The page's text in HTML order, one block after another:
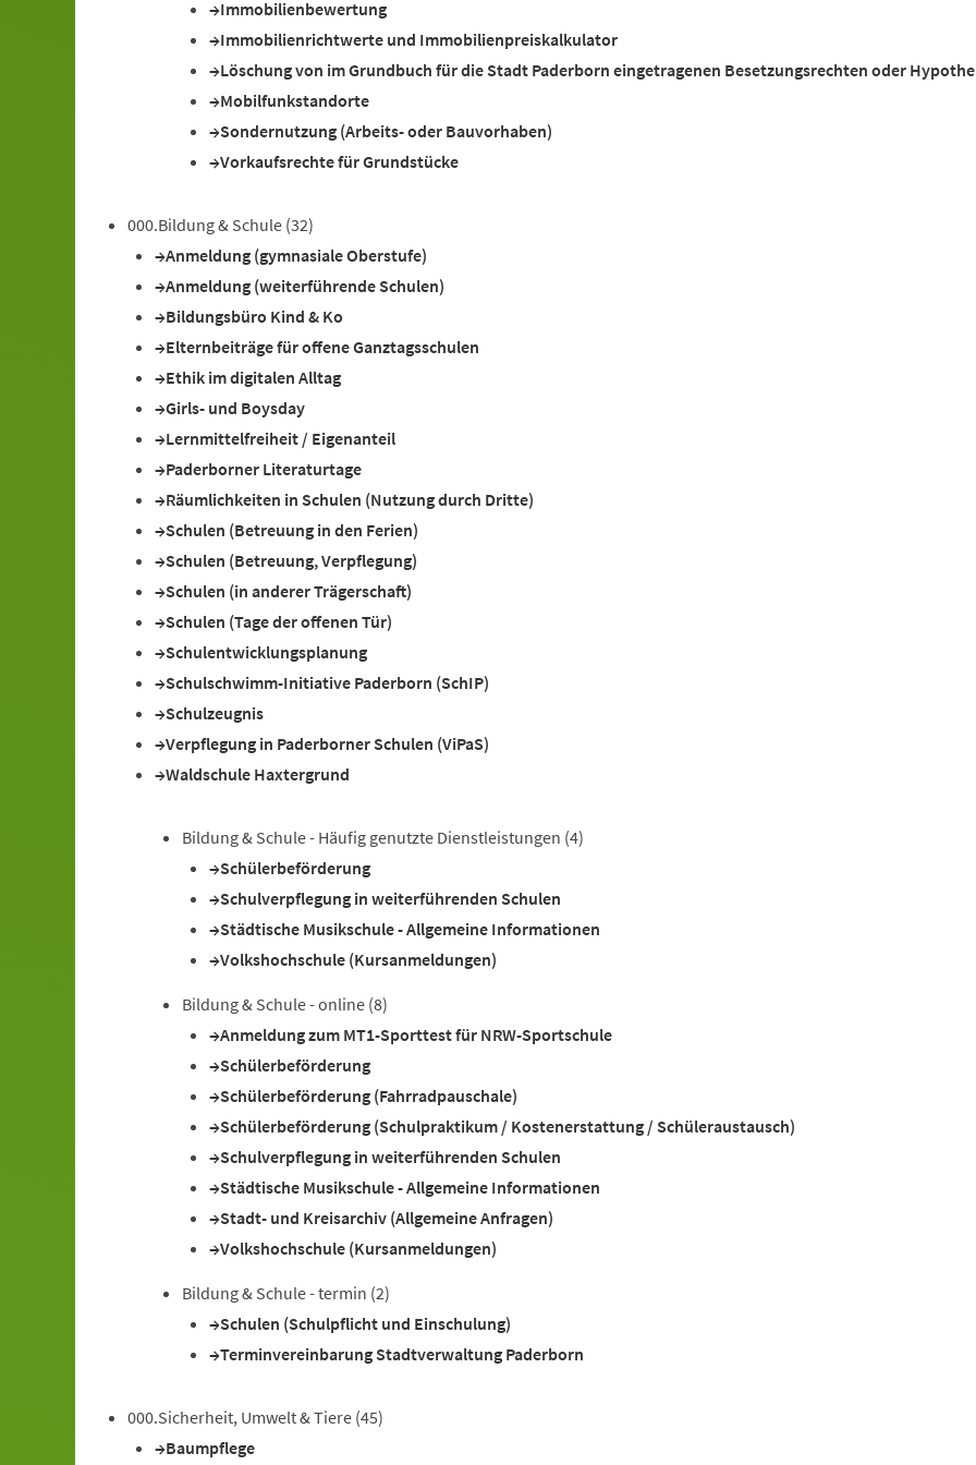
Immobilienbewertung
Immobilienrichtwerte und Immobilienpreiskalkulator
Löschung von im Grundbuch für die Stadt Paderborn eingetragenen Besetzungsrechten oder
Mobilfunkstandorte
Sondernutzung (Arbeits- oder Bauvorhaben)
Vorkaufsrechte für Grundstücke
000.Bildung & Schule (32)
Anmeldung (gymnasiale Oberstufe)
Anmeldung (weiterführende Schulen)
Bildungsbüro Kind & Ko
Elternbeiträge für offene Ganztagsschulen
Ethik im digitalen Alltag
Girls- und Boysday
Lernmittelfreiheit / Eigenanteil
Paderborner Literaturtage
Räumlichkeiten in Schulen (Nutzung durch Dritte)
Schulen (Betreuung in den Ferien)
Schulen (Betreuung, Verpflegung)
Schulen (in anderer Trägerschaft)
Schulen (Tage der offenen Tür)
Schulentwicklungsplanung
Schulschwimm-Initiative Paderborn (SchIP)
Schulzeugnis
Verpflegung in Paderborner Schulen (ViPaS)
Waldschule Haxtergrund
Bildung & Schule - Häufig genutzte Dienstleistungen (4)
Schülerbeförderung
Schulverpflegung in weiterführenden Schulen
Städtische Musikschule - Allgemeine Informationen
Volkshochschule (Kursanmeldungen)
Bildung & Schule - online (8)
Anmeldung zum MT1-Sporttest für NRW-Sportschule
Schülerbeförderung
Schülerbeförderung (Fahrradpauschale)
Schülerbeförderung (Schulpraktikum / Kostenerstattung / Schüleraustausch)
Schulverpflegung in weiterführenden Schulen
Städtische Musikschule - Allgemeine Informationen
Stadt- und Kreisarchiv (Allgemeine Anfragen)
Volkshochschule (Kursanmeldungen)
Bildung & Schule - termin (2)
Schulen (Schulpflicht und Einschulung)
Terminvereinbarung Stadtverwaltung Paderborn
000.Sicherheit, Umwelt & Tiere (45)
Baumpflege